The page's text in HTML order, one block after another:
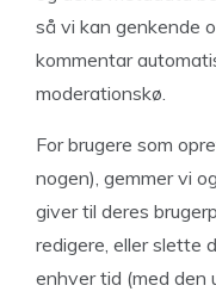
så vi kan genkende
kommentar
moderationskø.
For brugere som
nogen), gemmer vi
giver til deres
redigere, eller slette
enhver tid (med den